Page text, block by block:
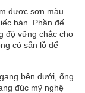
được sơn màu
bàn. Phần đế
độ vững chắc cho
có sẵn lỗ để
bên dưới, ống
đúc mỹ nghệ